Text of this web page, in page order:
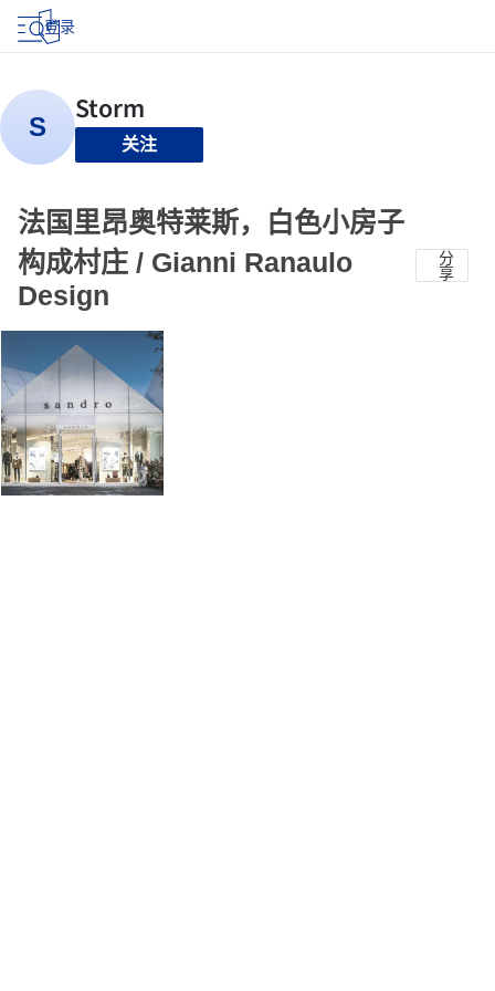
登录
关注
法国里昂奥特莱斯，白色小房子
构成村庄 / Gianni Ranaulo
Design
分
享